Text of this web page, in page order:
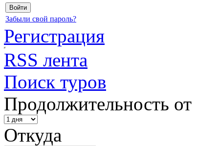
Забыли свой пароль?
Регистрация
RSS лента
Поиск туров
Продолжительность от
Откуда